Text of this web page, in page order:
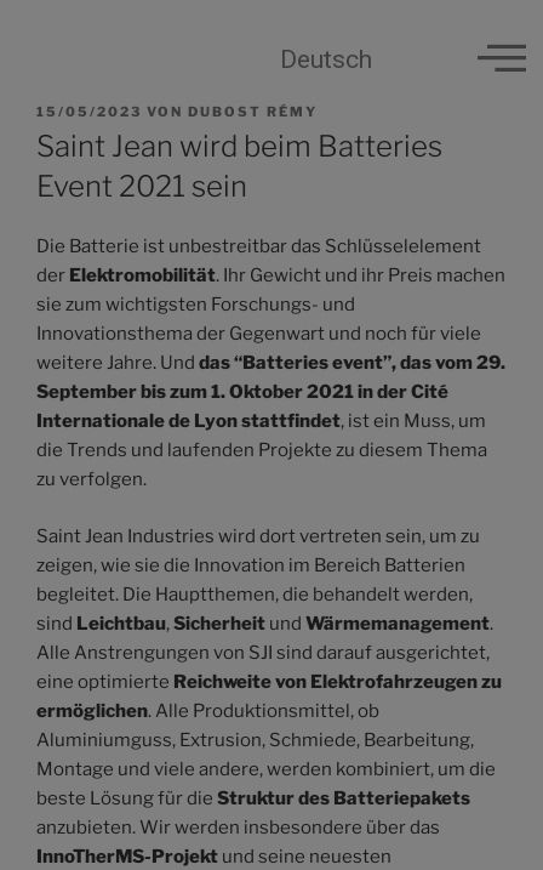
Deutsch
15/05/2023 VON DUBOST RÉMY
Saint Jean wird beim Batteries
Event 2021 sein
Die Batterie ist unbestreitbar das Schlüsselelement
der Elektromobilität. Ihr Gewicht und ihr Preis machen
sie zum wichtigsten Forschungs- und
Innovationsthema der Gegenwart und noch für viele
weitere Jahre. Und das “Batteries event”, das vom 29.
September bis zum 1. Oktober 2021 in der Cité
Internationale de Lyon stattfindet, ist ein Muss, um
die Trends und laufenden Projekte zu diesem Thema
zu verfolgen.
Saint Jean Industries wird dort vertreten sein, um zu
zeigen, wie sie die Innovation im Bereich Batterien
begleitet. Die Hauptthemen, die behandelt werden,
sind Leichtbau,Sicherheit und Wärmemanagement.
Alle Anstrengungen von SJI sind darauf ausgerichtet,
eine optimierte Reichweite von Elektrofahrzeugen zu
ermöglichen. Alle Produktionsmittel, ob
Aluminiumguss, Extrusion, Schmiede, Bearbeitung,
Montage und viele andere, werden kombiniert, um die
beste Lösung für die Struktur des Batteriepakets
anzubieten. Wir werden insbesondere über das
InnoTherMS-Projekt und seine neuesten